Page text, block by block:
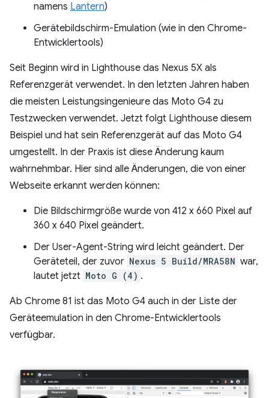
namens Lantern)
Gerätebildschirm-Emulation (wie in den Chrome-
Entwicklertools)
Seit Beginn wird in Lighthouse das Nexus 5X als
Referenzgerät verwendet. In den letzten Jahren haben
die meisten Leistungsingenieure das Moto G4 zu
Testzwecken verwendet. Jetzt folgt Lighthouse diesem
Beispiel und hat sein Referenzgerät auf das Moto G4
umgestellt. In der Praxis ist diese Änderung kaum
wahrnehmbar. Hier sind alle Änderungen, die von einer
Webseite erkannt werden können:
Die Bildschirmgröße wurde von 412 x 660 Pixel auf
360 x 640 Pixel geändert.
Der User-Agent-String wird leicht geändert. Der
Geräteteil, der zuvor Nexus 5 Build/MRA58N war,
lautet jetzt Moto G (4) .
Ab Chrome 81 ist das Moto G4 auch in der Liste der
Geräteemulation in den Chrome-Entwicklertools
verfügbar.